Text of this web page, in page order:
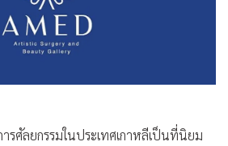
รศัลยกรรมในประเทศเกาหลีเป็นที่นิยม